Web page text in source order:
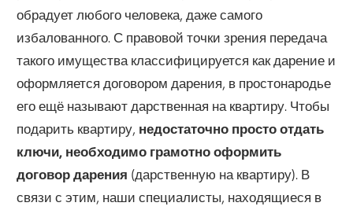
обрадует любого человека, даже самого
избалованного. С правовой точки зрения передача
такого имущества классифицируется как дарение и
оформляется договором дарения, в простонародье
его ещё называют дарственная на квартиру. Чтобы
подарить квартиру, недостаточно просто отдать
ключи, необходимо грамотно оформить
договор дарения (дарственную на квартиру). В
связи с этим, наши специалисты, находящиеся в